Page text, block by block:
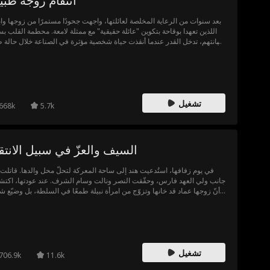
بعد سنوات من الرعاية المخلصة لعائلتها، واجهت جحودًا مستمرًا من زوجها
اللذين تعهدا بوقاحة بتكوين "عائلة حقيقية" مع ممثلة لامعة. محطمة القلب
خيانتهم، تدخل القدر عندما أنقذت حياة شخصية مؤثرة في الصناعة خلال حالة
في الندم قريبًا—أحدهما يطارد الخلاص كابن، والآخر يتوسل لفرصة ثانية
وكلاهما ترك ليتحسر على المرأة التي لا يمكن تعويضها التي اعتبروها أمرًا668k 5.7k تشغيل
السيف والعزّ في سبيل
في يوم زفافها، استُدعيت هند إلى ساحة المعركة لتحلّ محل والدها.
جانب ولي العهد فارس، وحقّقت النصر ونالت وسام الشرف. عند عودتها،
أنّ زوجها عماد قد خانها وتزوّج من امرأة نبيلة طمعًا في السلطة، بل
706.9k 11.6k تشغيل